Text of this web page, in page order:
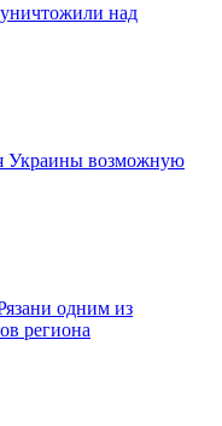
над
Украины возможную
одним из
региона